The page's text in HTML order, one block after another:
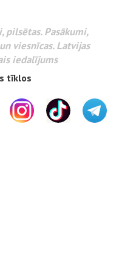
pilsētas. Pasākumi,
viesnīcas. Latvijas
iedalījums
tīklos